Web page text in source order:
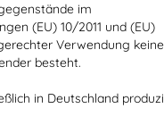
im
(EU) 10/2011 und (EU)
Verwendung
besteht.
in Deutschland